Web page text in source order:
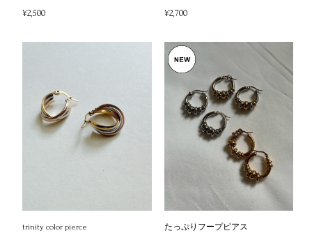
¥2,500 ¥2,700
trinity color pierce たっぷりフープピアス